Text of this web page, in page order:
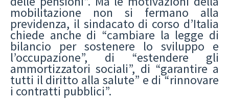
mobilitazione non si fermano alla
previdenza, il sindacato di corso d’Italia
chiede anche di “cambiare la legge di
bilancio per sostenere lo sviluppo e
l’occupazione”, di “estendere gli
ammortizzatori sociali”, di “garantire a
tutti il diritto alla salute” e di “rinnovare
i contratti pubblici”.